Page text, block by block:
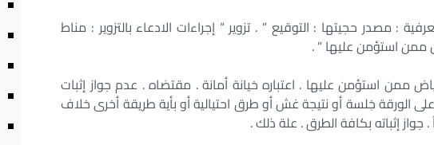
: مصدر حجيتها : التوقيع ” . تزوير ” إجراءات الادعاء بالتزوير : مناط
ممن استؤمن عليها ” .
ممن استؤمن عليها . اعتباره خيانة أمانة . مقتضاه . عدم جواز إثبات
على الورقة خِلسة أو نتيجة غش أو طرق احتيالية أو بأية طريقة أخرى خلاف
. جواز إثباته بكافة الطرق . علة ذلك .